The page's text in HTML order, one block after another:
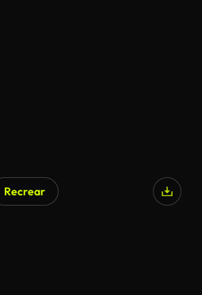
Recrear